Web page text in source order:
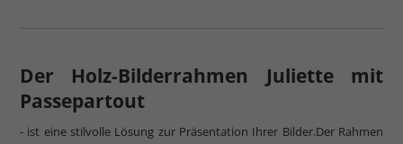
Der Holz-Bilderrahmen Juliette mit
Passepartout
- ist eine stilvolle Lösung zur Präsentation Ihrer Bilder.Der Rahmen